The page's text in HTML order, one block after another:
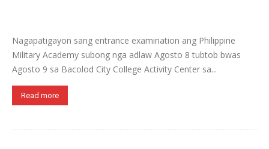
Nagapatigayon sang entrance examination ang Philippine
Military Academy subong nga adlaw Agosto 8 tubtob bwas
Agosto 9 sa Bacolod City College Activity Center sa...
Read more